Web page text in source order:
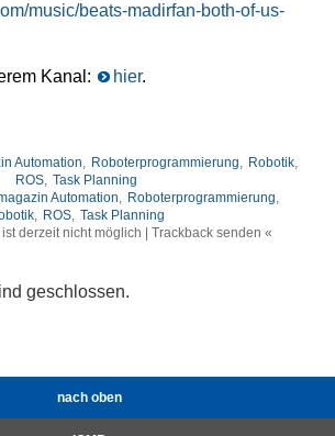
music/beats-madirfan-both-of-us-
Kanal: hier.
Automation, Roboterprogrammierung, Robotik,
ROS, Task Planning
Automation, Roboterprogrammierung,
, ROS, Task Planning
derzeit nicht möglich | Trackback senden «
geschlossen.
nach oben